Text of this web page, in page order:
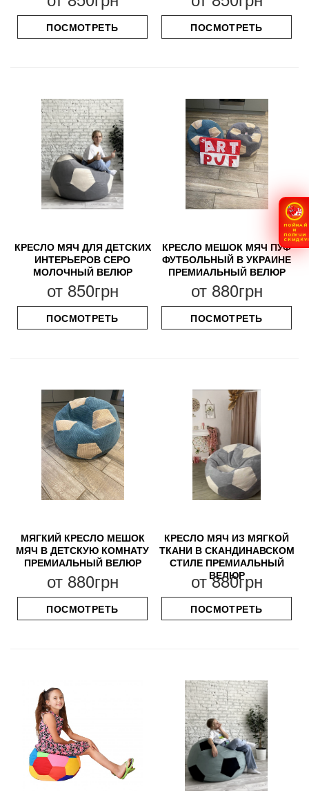
ПОСМОТРЕТЬ ПОСМОТРЕТЬ
КРЕСЛО МЯЧ ДЛЯ ДЕТСКИХ
ИНТЕРЬЕРОВ СЕРО
МОЛОЧНЫЙ ВЕЛЮР
от 850грн
ПОСМОТРЕТЬ
КРЕСЛО МЕШОК МЯЧ ПУФ
ФУТБОЛЬНЫЙ В УКРАИНЕ
ПРЕМИАЛЬНЫЙ ВЕЛЮР
от 880грн
ПОСМОТРЕТЬ
МЯГКИЙ КРЕСЛО МЕШОК
МЯЧ В ДЕТСКУЮ КОМНАТУ
ПРЕМИАЛЬНЫЙ ВЕЛЮР
от 880грн
ПОСМОТРЕТЬ
КРЕСЛО МЯЧ ИЗ МЯГКОЙ
ТКАНИ В СКАНДИНАВСКОМ
СТИЛЕ ПРЕМИАЛЬНЫЙ
ВЕЛЮР
от880грн
ПОСМОТРЕТЬ
ПОЙМАЙ
И
ПОЛУЧИ
СКИДКУ!